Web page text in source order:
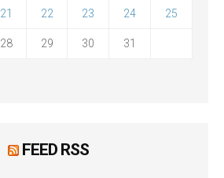
21 22 23 24 25
28 29 30 31
FEED RSS